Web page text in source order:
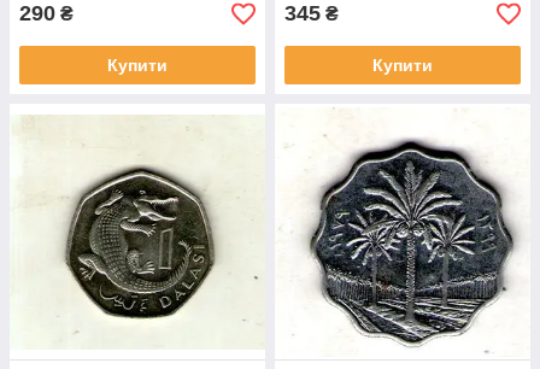
290 ₴
Купити
345 ₴
Купити